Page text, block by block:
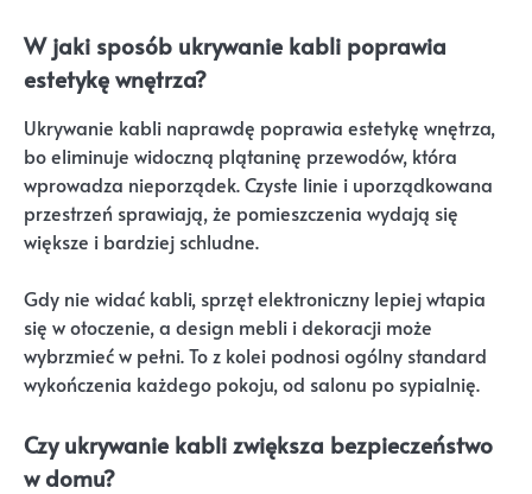
W jaki sposób ukrywanie kabli poprawia
estetykę wnętrza?
Ukrywanie kabli naprawdę poprawia estetykę wnętrza,
bo eliminuje widoczną plątaninę przewodów, która
wprowadza nieporządek. Czyste linie i uporządkowana
przestrzeń sprawiają, że pomieszczenia wydają się
większe i bardziej schludne.
Gdy nie widać kabli, sprzęt elektroniczny lepiej wtapia
się w otoczenie, a design mebli i dekoracji może
wybrzmieć w pełni. To z kolei podnosi ogólny standard
wykończenia każdego pokoju, od salonu po sypialnię.
Czy ukrywanie kabli zwiększa bezpieczeństwo
w domu?